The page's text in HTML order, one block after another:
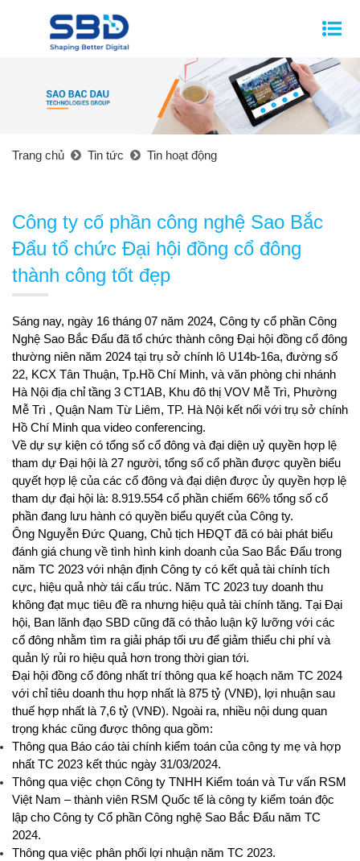
Trang chủ Tin tức Tin hoạt động
Công ty cố phần công nghệ Sao Bắc
Đẩu tổ chức Đại hội đồng cổ đông
thành công tốt đẹp
Sáng nay, ngày 16 tháng 07 năm 2024, Công ty cổ phần Công
Nghệ Sao Bắc Đẩu đã tổ chức thành công Đại hội đồng cổ đông
thường niên năm 2024 tại trụ sở chính lô U14b-16a, đường số
22, KCX Tân Thuận, Tp.Hồ Chí Minh, và văn phòng chi nhánh
Hà Nội địa chỉ tầng 3 CT1AB, Khu đô thị VOV Mễ Trì, Phường
Mễ Trì , Quận Nam Từ Liêm, TP. Hà Nội kết nối với trụ sở chính
Hồ Chí Minh qua video conferencing.
Về dự sự kiện có tổng số cổ đông và đại diện uỷ quyền hợp lệ
tham dự Đại hội là 27 người, tổng số cổ phần được quyền biểu
quyết hợp lệ của các cổ đông và đại diện được ủy quyền hợp lệ
tham dự đại hội là: 8.919.554 cổ phần chiếm 66% tổng số cổ
phần đang lưu hành có quyền biểu quyết của Công ty.
Ông Nguyễn Đức Quang, Chủ tịch HĐQT đã có bài phát biểu
đánh giá chung về tình hình kinh doanh của Sao Bắc Đẩu trong
năm TC 2023 với nhận định Công ty có kết quả tài chính tích
cực, hiệu quả nhờ tái cấu trúc. Năm TC 2023 tuy doanh thu
không đạt mục tiêu đề ra nhưng hiệu quả tài chính tăng. Tại Đại
hội, Ban lãnh đạo SBD cũng đã có thảo luận kỹ lưỡng với các
cổ đông nhằm tìm ra giải pháp tối ưu để giảm thiểu chi phí và
quản lý rủi ro hiệu quả hơn trong thời gian tới.
Đại hội đồng cổ đông nhất trí thông qua kế hoạch năm TC 2024
với chỉ tiêu doanh thu hợp nhất là 875 tỷ (VNĐ), lợi nhuận sau
thuế hợp nhất là 7,6 tỷ (VNĐ). Ngoài ra, nhiều nội dung quan
trọng khác cũng được thông qua gồm:
Thông qua Báo cáo tài chính kiểm toán của công ty mẹ và hợp
nhất TC 2023 kết thúc ngày 31/03/2024.
Thông qua việc chọn Công ty TNHH Kiểm toán và Tư vấn RSM
Việt Nam – thành viên RSM Quốc tế là công ty kiểm toán độc
lập cho Công ty Cổ phần Công nghệ Sao Bắc Đẩu năm TC
2024.
Thông qua việc phân phối lợi nhuận năm TC 2023.